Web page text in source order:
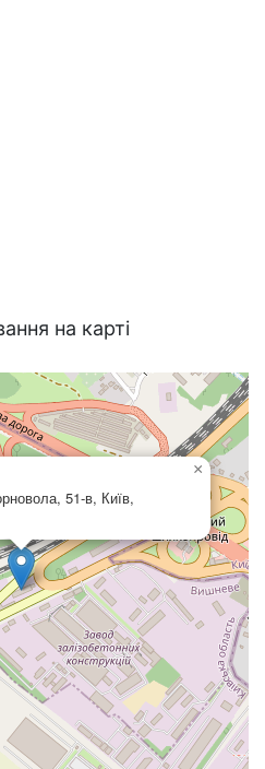
на карті
51-в, Київ,
×